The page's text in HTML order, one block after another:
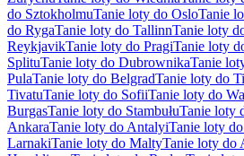
do SztokholmuTanie loty do OsloTanie
do RygaTanie loty do TallinnTanie loty
ReykjavikTanie loty do PragiTanie loty
SplituTanie loty do DubrownikaTanie
PulaTanie loty do BelgradTanie loty do
TivatuTanie loty do SofiiTanie loty do
BurgasTanie loty do StambułuTanie loty
AnkaraTanie loty do AntalyiTanie loty
LarnakiTanie loty do MaltyTanie loty do